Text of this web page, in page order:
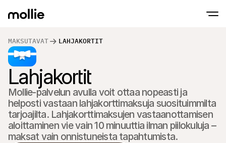
MAKSUTAVAT LAHJAKORTIT
Lahjakortit
Mollie-palvelun avulla voit ottaa nopeasti ja
helposti vastaan lahjakorttimaksuja suosituimmilta
tarjoajilta. Lahjakorttimaksujen vastaanottamisen
aloittaminen vie vain 10 minuuttia ilman piilokuluja –
maksat vain onnistuneista tapahtumista.
Hyväksy lähimaksut suoraan iPhonellasi
Lue lisää Hyväksy ja hallinnoi
Fyysiset maksut
Ota maksuja vastaan
maksupäätteiden ja
avulla
Kassa
Tarjoa